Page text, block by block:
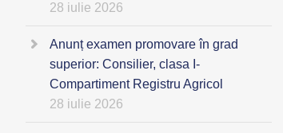
28 iulie 2026
Anunț examen promovare în grad
superior: Consilier, clasa I-
Compartiment Registru Agricol
28 iulie 2026